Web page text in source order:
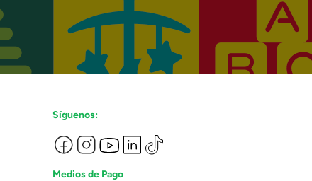
Síguenos:
Medios de Pago